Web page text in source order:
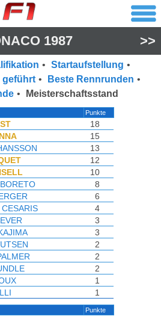
1987 >>
• Startaufstellung •
geführt • Beste Rennrunden •
• Meisterschaftsstand
Punkte
18
15
13
12
10
8
6
4
3
3
2
2
2
1
1
Punkte